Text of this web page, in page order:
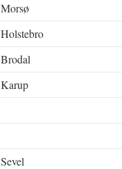
Morsø
Holstebro
Brodal
Karup
Sevel